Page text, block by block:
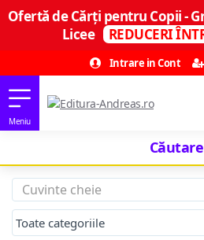
Ofertă de Cărți pentru Copii -
Licee
REDUCERI
Intrare in Cont
Căutare